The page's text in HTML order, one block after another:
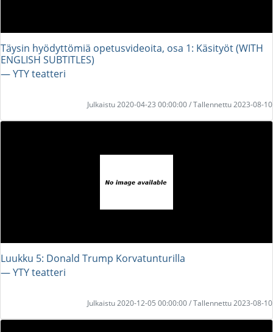
Täysin hyödyttömiä opetusvideoita, osa 1: Käsityöt (WITH
ENGLISH SUBTITLES)
― YTY teatteri
Julkaistu 2020-04-23 00:00:00 / Tallennettu 2023-08-10
Luukku 5: Donald Trump Korvatunturilla
― YTY teatteri
Julkaistu 2020-12-05 00:00:00 / Tallennettu 2023-08-10